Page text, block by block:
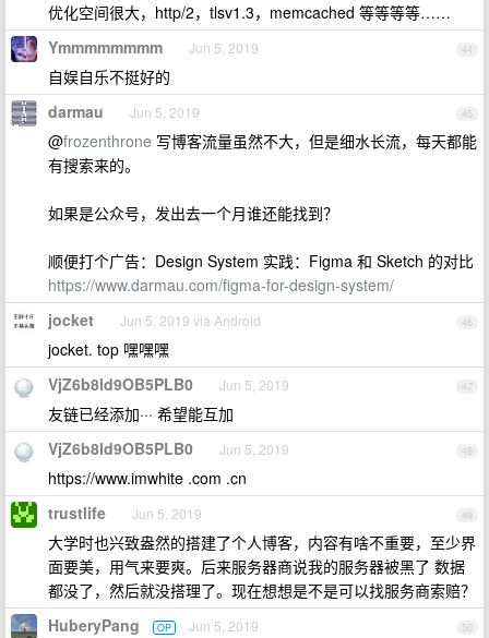
优化空间很大，http/2，tlsv1.3，memcached 等等等等……
44
Ymmmmmmmm Jun 5, 2019
自娱自乐不挺好的
45
darmau Jun 5, 2019
@frozenthrone 写博客流量虽然不大，但是细水长流，每天都能
有搜索来的。
如果是公众号，发出去一个月谁还能找到？
顺便打个广告：Design System 实践：Figma 和 Sketch 的对比
https://www.darmau.com/figma-for-design-system/
46
jocket Jun 5, 2019 via Android
jocket. top 嘿嘿嘿
47
VjZ6b8ld9OB5PLB0 Jun 5, 2019
友链已经添加··· 希望能互加
48
VjZ6b8ld9OB5PLB0 Jun 5, 2019
https://www.imwhite .com .cn
49
trustlife Jun 5, 2019
大学时也兴致盎然的搭建了个人博客，内容有啥不重要，至少界
面要美，用气来要爽。后来服务器商说我的服务器被黑了 数据
都没了，然后就没搭理了。现在想想是不是可以找服务商索赔？
50
HuberyPang OP Jun 5, 2019